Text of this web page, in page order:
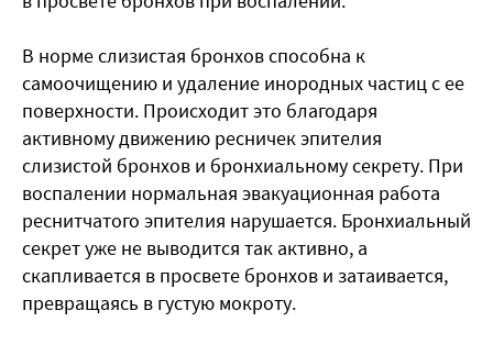
В норме слизистая бронхов способна к
самоочищению и удаление инородных частиц с ее
поверхности. Происходит это благодаря
активному движению ресничек эпителия
слизистой бронхов и бронхиальному секрету. При
воспалении нормальная эвакуационная работа
реснитчатого эпителия нарушается. Бронхиальный
секрет уже не выводится так активно, а
скапливается в просвете бронхов и затаивается,
превращаясь в густую мокроту.